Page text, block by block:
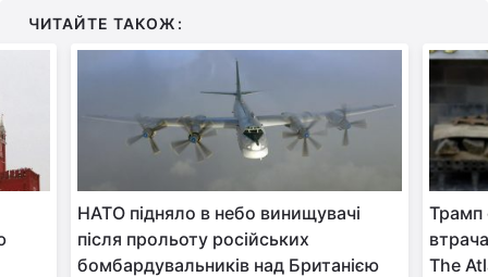
ЧИТАЙТЕ ТАКОЖ:
НАТО підняло в небо винищувачі
після прольоту російських
бомбардувальників над Британією
Трамп
The